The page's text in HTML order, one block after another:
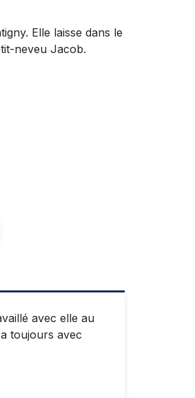
Elle laisse dans le
neveu Jacob.
avec elle au
toujours avec